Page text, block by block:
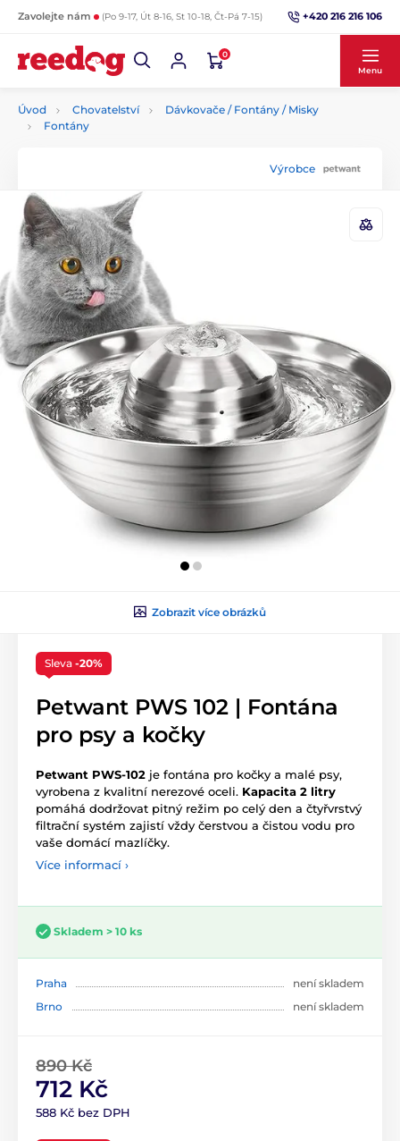
Zavolejte nám (Po 9-17, Út 8-16, St 10-18, Čt-Pá 7-15) +420 216 216 106
0
Menu
Úvod Chovatelství
Dávkovače / Fontány / Misky
Fontány
Výrobce
Zobrazit více obrázků
Sleva -20%
Petwant PWS 102 | Fontána
pro psy a kočky
Petwant PWS-102 je fontána pro kočky a malé psy,
vyrobena z kvalitní nerezové oceli. Kapacita 2 litry
pomáhá dodržovat pitný režim po celý den a čtyřvrstvý
filtrační systém zajistí vždy čerstvou a čistou vodu pro
vaše domácí mazlíčky.
Více informací ›
Skladem > 10 ks
Praha
není skladem
Brno
není skladem
890 Kč
712 Kč
588 Kč bez DPH